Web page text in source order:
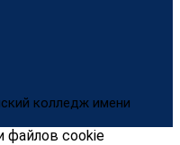
колледж имени
файлов cookie